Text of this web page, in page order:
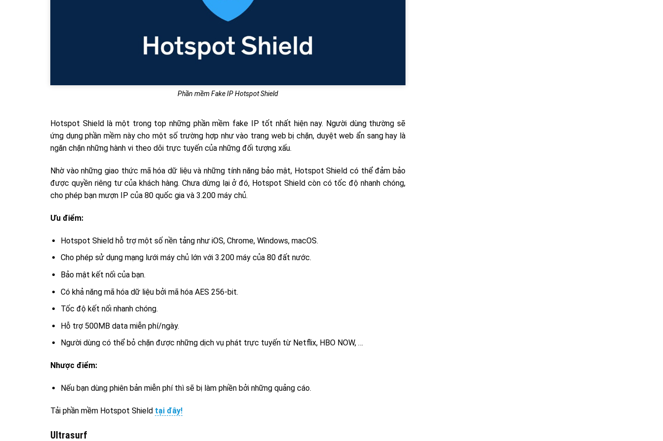
Phần mềm Fake IP Hotspot Shield
Hotspot Shield là một trong top những phần mềm fake IP tốt nhất hiện nay. Người dùng thường sẽ
ứng dụng phần mềm này cho một số trường hợp như vào trang web bị chặn, duyệt web ẩn sang hay là
ngăn chặn những hành vi theo dõi trực tuyến của những đối tượng xấu.
Nhờ vào những giao thức mã hóa dữ liệu và những tính năng bảo mật, Hotspot Shield có thể đảm bảo
được quyền riêng tư của khách hàng. Chưa dừng lại ở đó, Hotspot Shield còn có tốc độ nhanh chóng,
cho phép bạn mượn IP của 80 quốc gia và 3.200 máy chủ.
Ưu điểm:
Hotspot Shield hỗ trợ một số nền tảng như iOS, Chrome, Windows, macOS.
Cho phép sử dụng mạng lưới máy chủ lớn với 3.200 máy của 80 đất nước.
Bảo mật kết nối của bạn.
Có khả năng mã hóa dữ liệu bởi mã hóa AES 256-bit.
Tốc độ kết nối nhanh chóng.
Hỗ trợ 500MB data miễn phí/ngày.
Người dùng có thể bỏ chặn được những dịch vụ phát trực tuyến từ Netflix, HBO NOW, …
Nhược điểm:
Nếu bạn dùng phiên bản miễn phí thì sẽ bị làm phiền bởi những quảng cáo.
Tải phần mềm Hotspot Shield tại đây!
Ultrasurf